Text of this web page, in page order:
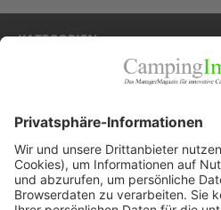
KATEGORIEN
Panorama
Produkte